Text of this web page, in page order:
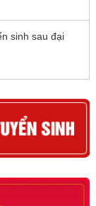
sinh sau đại